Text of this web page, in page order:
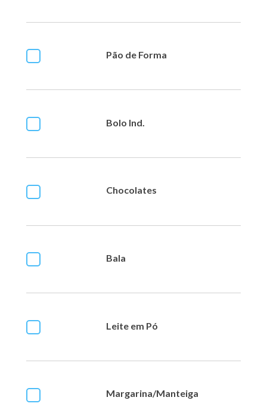
Pão de Forma
Bolo Ind.
Chocolates
Bala
Leite em Pó
Margarina/Manteiga